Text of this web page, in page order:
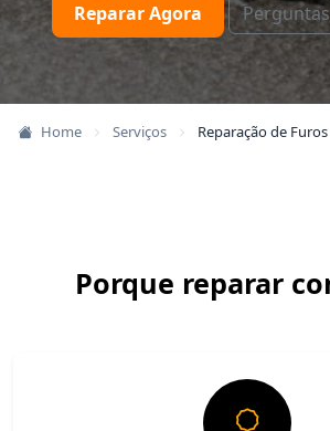
Reparar Agora
Home Serviços Reparação de Furos
Porque reparar